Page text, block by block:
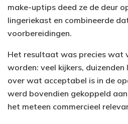
make-uptips deed ze de deur
lingeriekast en combineerde
voorbereidingen.
Het resultaat was precies wat
worden: veel kijkers, duizenden
over wat acceptabel is in de
werd bovendien gekoppeld
het meteen commercieel